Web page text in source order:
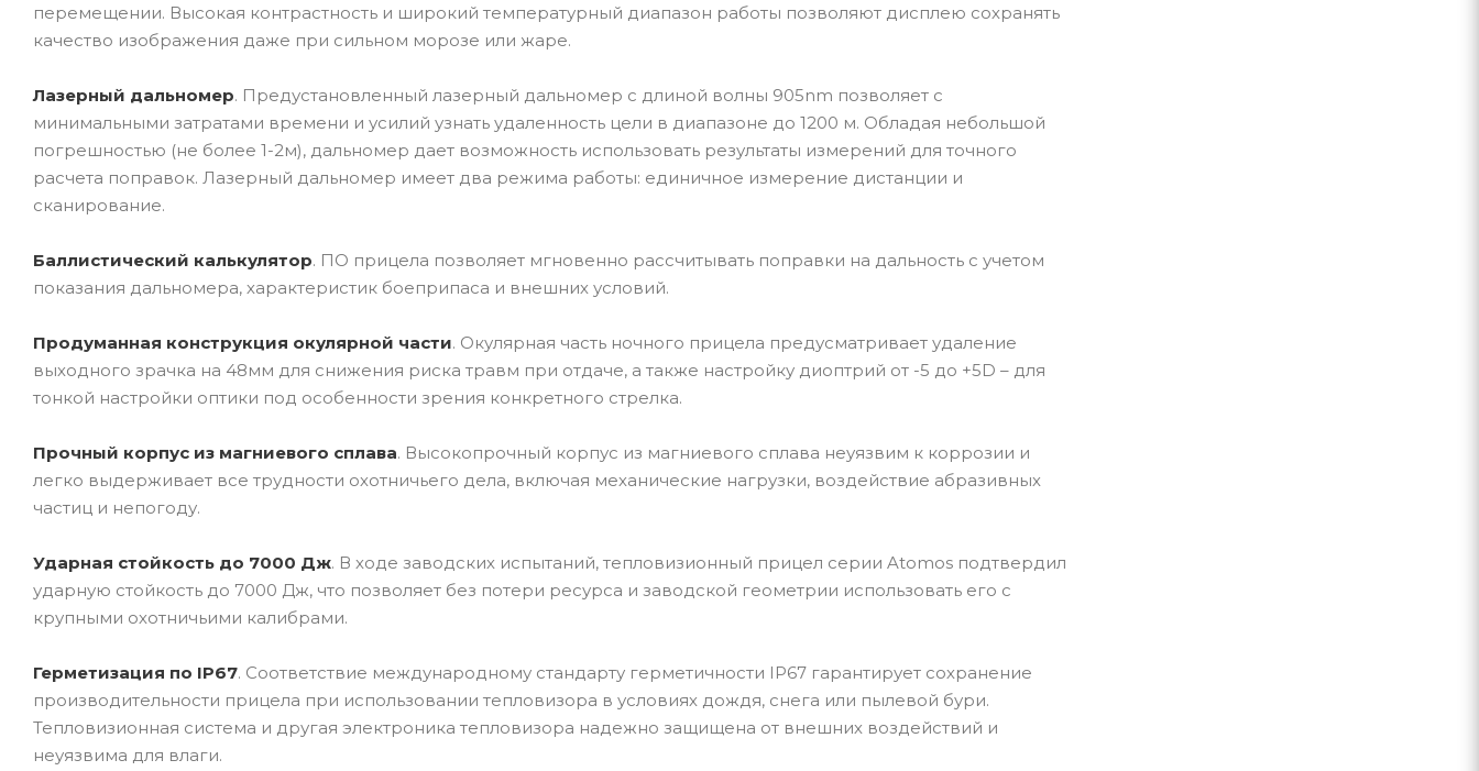
перемещении. Высокая контрастность и широкий температурный диапазон работы позволяют дисплею сохранять
качество изображения даже при сильном морозе или жаре.
Лазерный дальномер. Предустановленный лазерный дальномер с длиной волны 905nm позволяет с
минимальными затратами времени и усилий узнать удаленность цели в диапазоне до 1200 м. Обладая небольшой
погрешностью (не более 1-2м), дальномер дает возможность использовать результаты измерений для точного
расчета поправок. Лазерный дальномер имеет два режима работы: единичное измерение дистанции и
сканирование.
Баллистический калькулятор. ПО прицела позволяет мгновенно рассчитывать поправки на дальность с учетом
показания дальномера, характеристик боеприпаса и внешних условий.
Продуманная конструкция окулярной части. Окулярная часть ночного прицела предусматривает удаление
выходного зрачка на 48мм для снижения риска травм при отдаче, а также настройку диоптрий от -5 до +5D – для
тонкой настройки оптики под особенности зрения конкретного стрелка.
Прочный корпус из магниевого сплава. Высокопрочный корпус из магниевого сплава неуязвим к коррозии и
легко выдерживает все трудности охотничьего дела, включая механические нагрузки, воздействие абразивных
частиц и непогоду.
Ударная стойкость до 7000 Дж. В ходе заводских испытаний, тепловизионный прицел серии Atomos подтвердил
ударную стойкость до 7000 Дж, что позволяет без потери ресурса и заводской геометрии использовать его с
крупными охотничьими калибрами.
Герметизация по IP67. Соответствие международному стандарту герметичности IP67 гарантирует сохранение
производительности прицела при использовании тепловизора в условиях дождя, снега или пылевой бури.
Тепловизионная система и другая электроника тепловизора надежно защищена от внешних воздействий и
неуязвима для влаги.